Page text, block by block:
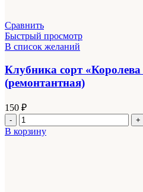
Сравнить
Быстрый просмотр
В список желаний
Клубника сорт «Королева
(ремонтантная)
150 ₽
Количество
товара
Клубника
В корзину